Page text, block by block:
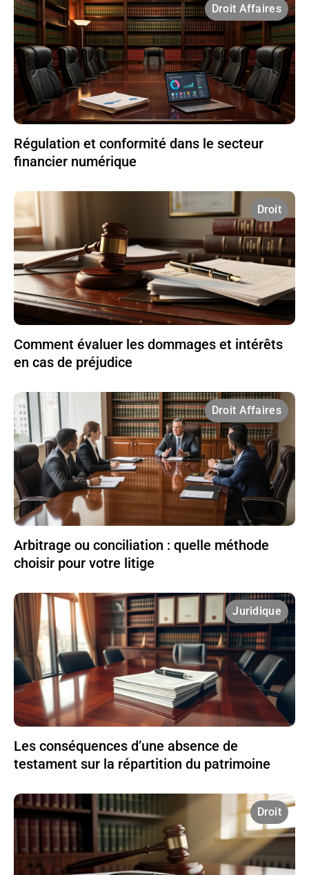
Droit Affaires
Régulation et conformité dans le secteur
financier numérique
Droit
Comment évaluer les dommages et intérêts
en cas de préjudice
Droit Affaires
Arbitrage ou conciliation : quelle méthode
choisir pour votre litige
Juridique
Les conséquences d’une absence de
testament sur la répartition du patrimoine
Droit